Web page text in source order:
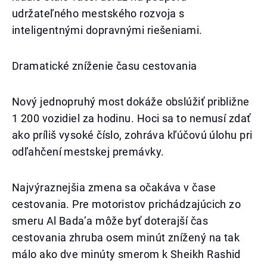
udržateľného mestského rozvoja s
inteligentnými dopravnými riešeniami.
Dramatické zníženie času cestovania
Nový jednopruhý most dokáže obslúžiť približne
1 200 vozidiel za hodinu. Hoci sa to nemusí zdať
ako príliš vysoké číslo, zohráva kľúčovú úlohu pri
odľahčení mestskej premávky.
Najvýraznejšia zmena sa očakáva v čase
cestovania. Pre motoristov prichádzajúcich zo
smeru Al Bada’a môže byť doterajší čas
cestovania zhruba osem minút znížený na tak
málo ako dve minúty smerom k Sheikh Rashid